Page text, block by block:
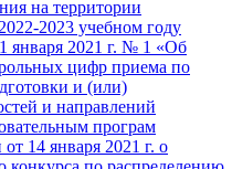
на территории
2023 учебном году
января 2021 г. № 1 «Об
цифр приема по
и (или)
и направлений
програм
14 января 2021 г. о